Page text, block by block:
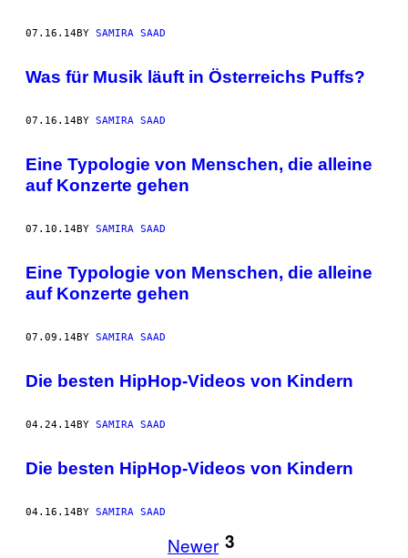
07.16.14BY SAMIRA SAAD
Was für Musik läuft in Österreichs Puffs?
07.16.14BY SAMIRA SAAD
Eine Typologie von Menschen, die alleine
auf Konzerte gehen
07.10.14BY SAMIRA SAAD
Eine Typologie von Menschen, die alleine
auf Konzerte gehen
07.09.14BY SAMIRA SAAD
Die besten HipHop-Videos von Kindern
04.24.14BY SAMIRA SAAD
Die besten HipHop-Videos von Kindern
04.16.14BY SAMIRA SAAD
Newer 1
3